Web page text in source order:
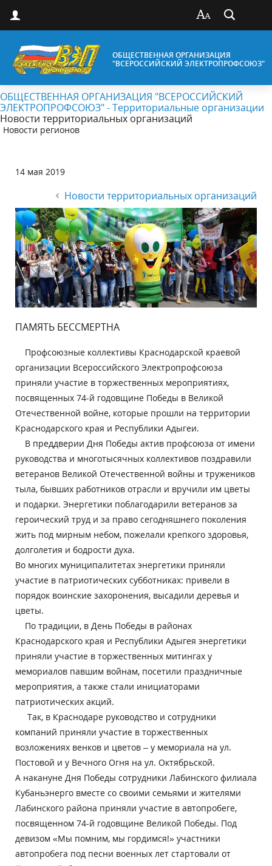
ОБЩЕСТВЕННАЯ ОРГАНИЗАЦИЯ
"ВСЕРОССИЙСКИЙ ЭЛЕКТРОПРОФСОЮЗ"
ОБЩЕСТВЕННАЯ ОРГАНИЗАЦИЯ "ВСЕРОССИЙСКИЙ
ЭЛЕКТРОПРОФСОЮЗ" - Территориальные организации
Новости территориальных организаций
Новости регионов
14 мая 2019
Новости территориальных организаций
ПАМЯТЬ БЕССМЕРТНА
Профсоюзные коллективы Краснодарской краевой
организации Всероссийского Электропрофсоюза
приняли участие в торжественных мероприятиях,
посвященных 74-й годовщине Победы в Великой
Отечественной войне, которые прошли на территории
Краснодарского края и Республики Адыгеи.
В преддверии Дня Победы актив профсоюза от имени
руководства и многотысячных коллективов поздравили
ветеранов Великой Отечественной войны и тружеников
тыла, бывших работников отрасли и вручили им цветы
и подарки. Энергетики поблагодарили ветеранов за
героический труд и за право сегодняшнего поколения
жить под мирным небом, пожелали крепкого здоровья,
долголетия и бодрости духа.
Во многих муниципалитетах энергетики приняли
участие в патриотических субботниках: привели в
порядок воинские захоронения, высадили деревья и
цветы.
По традиции, в День Победы в районах
Краснодарского края и Республики Адыгея энергетики
приняли участие в торжественных митингах у
мемориалов павшим войнам, посетили праздничные
мероприятия, а также стали инициаторами
патриотических акций.
Так, в Краснодаре руководство и сотрудники
компаний приняли участие в торжественных
возложениях венков и цветов – у мемориала на ул.
Постовой и у Вечного Огня на ул. Октябрьской.
А накануне Дня Победы сотрудники Лабинского филиала
Кубаньэнерго вместе со своими семьями и жителями
Лабинского района приняли участие в автопробеге,
посвященном 74-й годовщине Великой Победы. Под
девизом «Мы помним, мы гордимся!» участники
автопробега под песни военных лет стартовали от